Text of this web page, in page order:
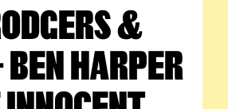
&
BEN HARPER